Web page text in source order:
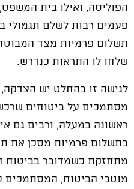
הפוליסה, ואילו בית
פעמים רבות לשלם תגמולי
תשלום פרמיות מצד
שלחו לו התראות כנדרש.
לגישה זו בהחלט יש
מסתמכים על ביטוחים
ראשונה במעלה, ורבים גם
בתשלום פרמיות מסכן את
מתחזקת כשמדובר בביטוח
מוטבי הביטוח, המסתמכים